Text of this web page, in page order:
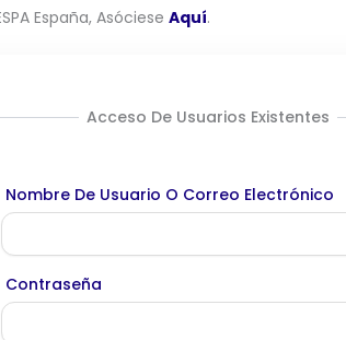
España, Asóciese Aquí.
Acceso De Usuarios Existentes
Nombre De Usuario O Correo Electrónico
Contraseña